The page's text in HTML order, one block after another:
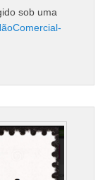
sob uma